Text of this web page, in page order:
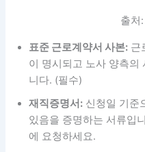
출처
표준 근로계약서 사본: 근
이 명시되고 노사 양측의
니다. (필수)
재직증명서: 신청일 기준
있음을 증명하는 서류입
에 요청하세요.